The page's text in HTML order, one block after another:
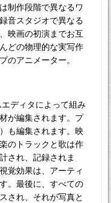
制作段階で異なるワ
音スタジオで異なる
映画の初演までお互
どの物理的な実写作
のアニメーター。
ディタによって組み
が編集されます。プ
も編集されます。映
のトラックと歌は作
され、記録されま
覚効果は、アーティ
。最後に、すべての
され、それが写真と